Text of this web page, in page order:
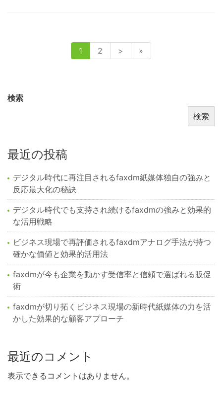
1 2 > »
検索
検索
最近の投稿
デジタル時代に再注目されるfaxdm紙媒体独自の強みと
反応最大化の秘訣
デジタル時代でも支持され続けるfaxdmの強みと効果的
な活用戦略
ビジネス現場で再評価されるfaxdmアナログ手法が持つ
確かな価値と効果的活用法
faxdmが今も企業を動かす受信率と信頼で選ばれる販促
術
faxdmが切り拓くビジネス現場の新時代紙媒体の力を活
かした効果的な顧客アプローチ
最近のコメント
表示できるコメントはありません。